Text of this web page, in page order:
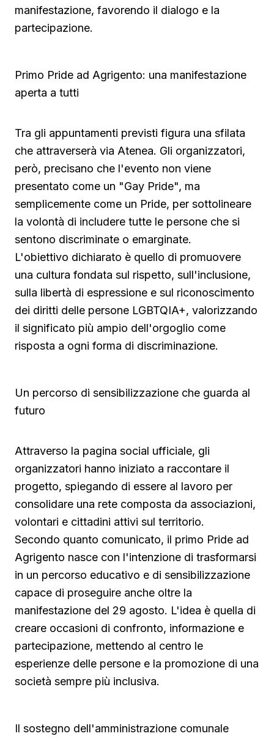
manifestazione, favorendo il dialogo e la
partecipazione.
Primo Pride ad Agrigento: una manifestazione
aperta a tutti
Tra gli appuntamenti previsti figura una sfilata
che attraverserà via Atenea. Gli organizzatori,
però, precisano che l'evento non viene
presentato come un "Gay Pride", ma
semplicemente come un Pride, per sottolineare
la volontà di includere tutte le persone che si
sentono discriminate o emarginate.
L'obiettivo dichiarato è quello di promuovere
una cultura fondata sul rispetto, sull'inclusione,
sulla libertà di espressione e sul riconoscimento
dei diritti delle persone LGBTQIA+, valorizzando
il significato più ampio dell'orgoglio come
risposta a ogni forma di discriminazione.
Un percorso di sensibilizzazione che guarda al
futuro
Attraverso la pagina social ufficiale, gli
organizzatori hanno iniziato a raccontare il
progetto, spiegando di essere al lavoro per
consolidare una rete composta da associazioni,
volontari e cittadini attivi sul territorio.
Secondo quanto comunicato, il primo Pride ad
Agrigento nasce con l'intenzione di trasformarsi
in un percorso educativo e di sensibilizzazione
capace di proseguire anche oltre la
manifestazione del 29 agosto. L'idea è quella di
creare occasioni di confronto, informazione e
partecipazione, mettendo al centro le
esperienze delle persone e la promozione di una
società sempre più inclusiva.
Il sostegno dell'amministrazione comunale